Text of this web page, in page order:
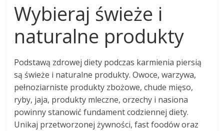
Wybieraj świeże i
naturalne produkty
Podstawą zdrowej diety podczas karmienia piersią
są świeże i naturalne produkty. Owoce, warzywa,
pełnoziarniste produkty zbożowe, chude mięso,
ryby, jaja, produkty mleczne, orzechy i nasiona
powinny stanowić fundament codziennej diety.
Unikaj przetworzonej żywności, fast foodów oraz